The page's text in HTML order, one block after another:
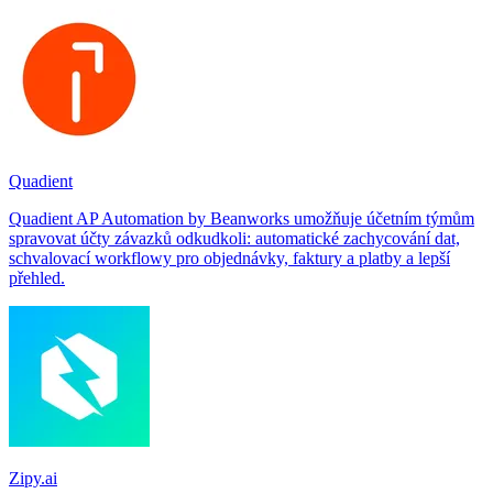
Quadient
Quadient AP Automation by Beanworks umožňuje účetním týmům
spravovat účty závazků odkudkoli: automatické zachycování dat,
schvalovací workflowy pro objednávky, faktury a platby a lepší
přehled.
Zipy.ai